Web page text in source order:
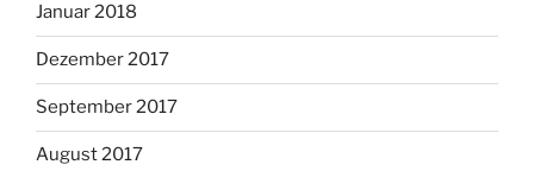
Januar 2018
Dezember 2017
September 2017
August 2017